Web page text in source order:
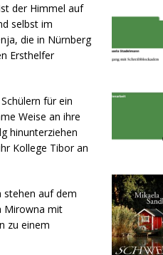
der Himmel auf
selbst im
die in Nürnberg
Ersthelfer
für ein
Weise an ihre
hinunterziehen
Kollege Tibor an
stehen auf dem
Mirowna mit
zu einem